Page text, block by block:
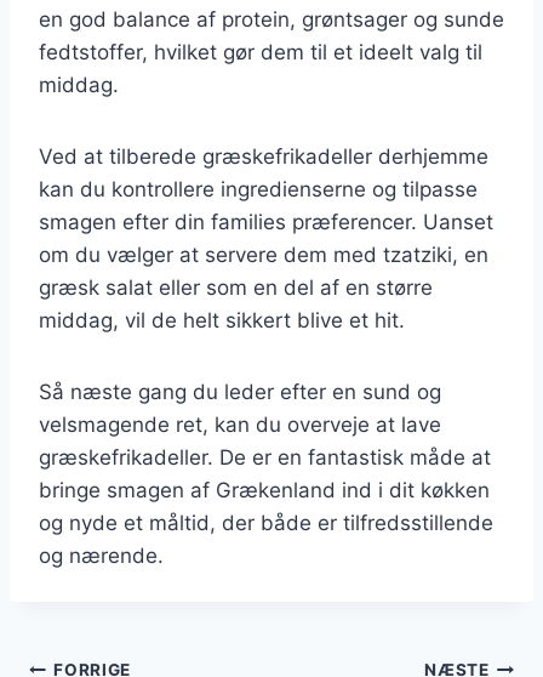
en god balance af protein, grøntsager og sunde
fedtstoffer, hvilket gør dem til et ideelt valg til
middag.
Ved at tilberede græskefrikadeller derhjemme
kan du kontrollere ingredienserne og tilpasse
smagen efter din families præferencer. Uanset
om du vælger at servere dem med tzatziki, en
græsk salat eller som en del af en større
middag, vil de helt sikkert blive et hit.
Så næste gang du leder efter en sund og
velsmagende ret, kan du overveje at lave
græskefrikadeller. De er en fantastisk måde at
bringe smagen af Grækenland ind i dit køkken
og nyde et måltid, der både er tilfredsstillende
og nærende.
FORRIGE NÆSTE